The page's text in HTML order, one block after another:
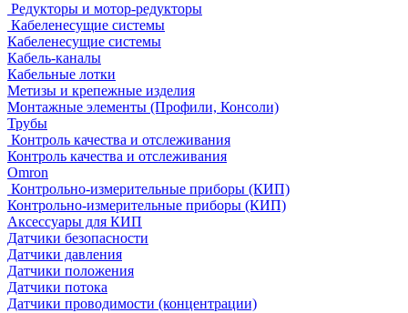
Редукторы и мотор-редукторы
Кабеленесущие системы
Кабеленесущие системы
Кабель-каналы
Кабельные лотки
Метизы и крепежные изделия
Монтажные элементы (Профили, Консоли)
Трубы
Контроль качества и отслеживания
Контроль качества и отслеживания
Omron
Контрольно-измерительные приборы (КИП)
Контрольно-измерительные приборы (КИП)
Аксессуары для КИП
Датчики безопасности
Датчики давления
Датчики положения
Датчики потока
Датчики проводимости (концентрации)